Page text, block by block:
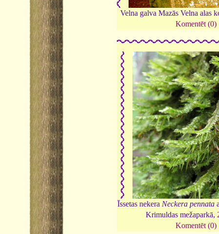
Velna galva Mazās Velna alas
Komentēt (0)
Īssetas nekera Neckera pennata
Krimuldas mežaparkā,
Komentēt (0)